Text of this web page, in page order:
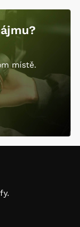
místě.